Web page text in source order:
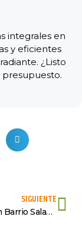
integrales en
y eficientes
¿Listo
SIGUIENTE
Reformas en Barrio Salamanca